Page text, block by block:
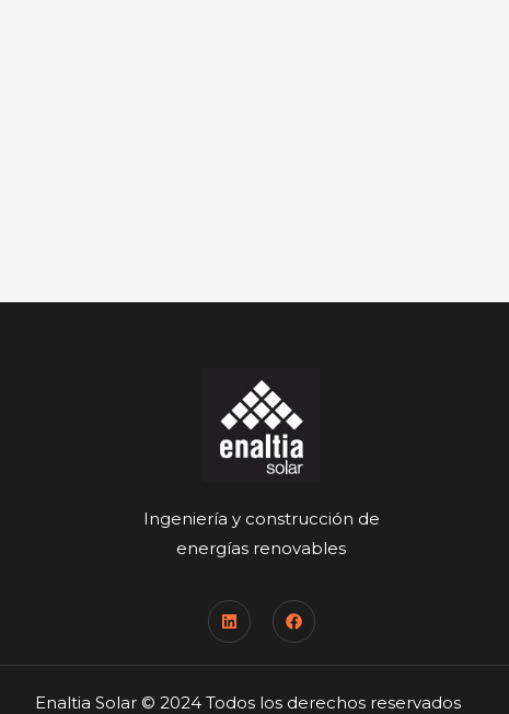
Ingeniería y construcción de
energías renovables
Enaltia Solar © 2024 Todos los derechos reservados